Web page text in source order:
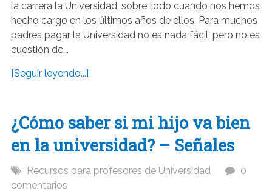
la carrera la Universidad, sobre todo cuando nos hemos
hecho cargo en los últimos años de ellos. Para muchos
padres pagar la Universidad no es nada fácil, pero no es
cuestión de...
[Seguir leyendo...]
¿Cómo saber si mi hijo va bien
en la universidad? – Señales
Recursos para profesores de Universidad
0
comentarios